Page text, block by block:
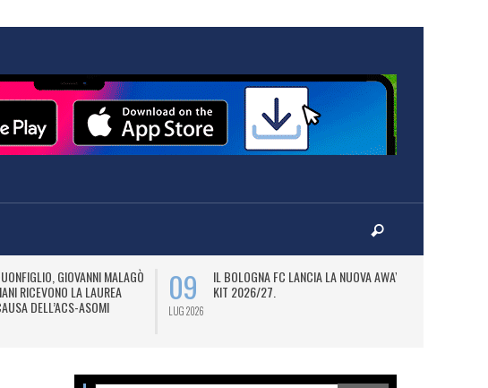
09
LUG 2026
IL BOLOGNA FC LANCIA LA NUOVA AWAY
KIT 2026/27.
09
BETSCORES 365 AL FIANCO